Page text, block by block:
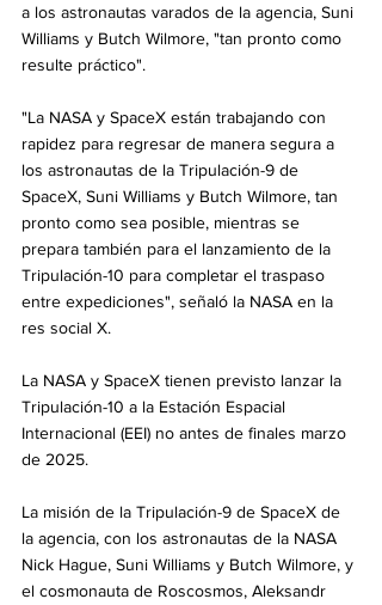
a los astronautas varados de la agencia, Suni
Williams y Butch Wilmore, "tan pronto como
resulte práctico".
"La NASA y SpaceX están trabajando con
rapidez para regresar de manera segura a
los astronautas de la Tripulación-9 de
SpaceX, Suni Williams y Butch Wilmore, tan
pronto como sea posible, mientras se
prepara también para el lanzamiento de la
Tripulación-10 para completar el traspaso
entre expediciones", señaló la NASA en la
res social X.
La NASA y SpaceX tienen previsto lanzar la
Tripulación-10 a la Estación Espacial
Internacional (EEI) no antes de finales marzo
de 2025.
La misión de la Tripulación-9 de SpaceX de
la agencia, con los astronautas de la NASA
Nick Hague, Suni Williams y Butch Wilmore, y
el cosmonauta de Roscosmos, Aleksandr